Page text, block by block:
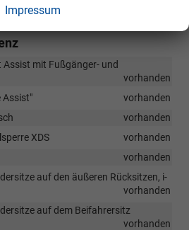
mit Fußgänger- und
vorhanden
Assist"
vorhanden
vorhanden
XDS
vorhanden
vorhanden
auf den äußeren Rücksitzen, i-
vorhanden
auf dem Beifahrersitz
vorhanden
Impressum